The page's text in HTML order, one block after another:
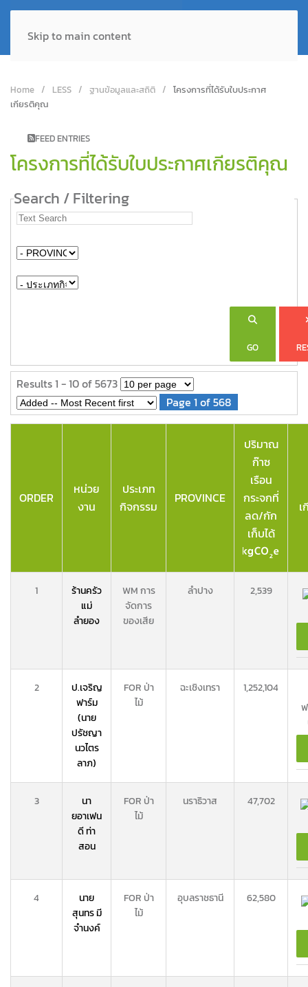
Skip to main content
Home LESS ฐานข้อมูลและสถิติ
โครงการที่ได้รับใบประกาศ
เกียรติคุณ
FEED ENTRIES
โครงการที่ได้รับใบประกาศเกียรติคุณ
Search / Filtering
GO
Results 1 - 10 of 5673
Page 1 of 568
ORDER
หน่วย
งาน
ประเภท
กิจกรรม
PROVINCE
ปริมาณ
ก๊าซ
เรือน
กระจกที่
ลด/กัก
เก็บได้
1
ร้านครัว
แม่
ลำยอง
WM การ
จัดการ
ของเสีย
ลำปาง 2,539
2
ป.เจริญ
ฟาร์ม
(นาย
ปรัชญา
นวไตร
ลาภ)
FOR ป่า
ไม้
ฉะเชิงเทรา
1,252,104
3
นา
ยอาเฟน
ดี ท่า
สอน
FOR ป่า
ไม้
นราธิวาส 47,702
4
นาย
สุนทร มี
จำนงค์
FOR ป่า
ไม้
อุบลราชธานี 62,580